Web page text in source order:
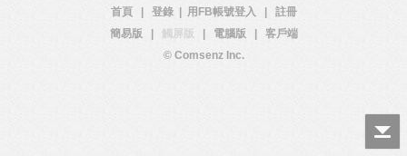
首頁 登錄 用FB帳號登入
註冊
簡易版
觸屏版 電腦版
客戶端
© Comsenz Inc.